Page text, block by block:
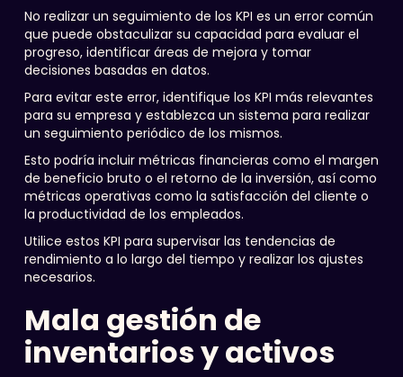
No realizar un seguimiento de los KPI es un error común
que puede obstaculizar su capacidad para evaluar el
progreso, identificar áreas de mejora y tomar
decisiones basadas en datos.
Para evitar este error, identifique los KPI más relevantes
para su empresa y establezca un sistema para realizar
un seguimiento periódico de los mismos.
Esto podría incluir métricas financieras como el margen
de beneficio bruto o el retorno de la inversión, así como
métricas operativas como la satisfacción del cliente o
la productividad de los empleados.
Utilice estos KPI para supervisar las tendencias de
rendimiento a lo largo del tiempo y realizar los ajustes
necesarios.
Mala gestión de
inventarios y activos